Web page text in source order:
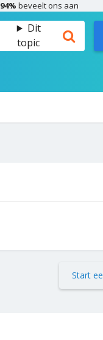
94% beveelt ons aan
Dit
topic
Start